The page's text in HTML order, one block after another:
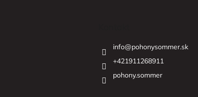
info@pohonysommer.sk
+421911268911
pohony.sommer